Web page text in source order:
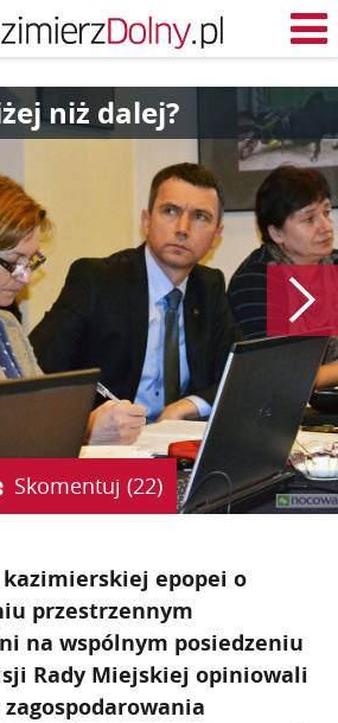
niż dalej?
Skomentuj (22)
kazimierskiej epopei o
przestrzennym
na wspólnym posiedzeniu
Rady Miejskiej opiniowali